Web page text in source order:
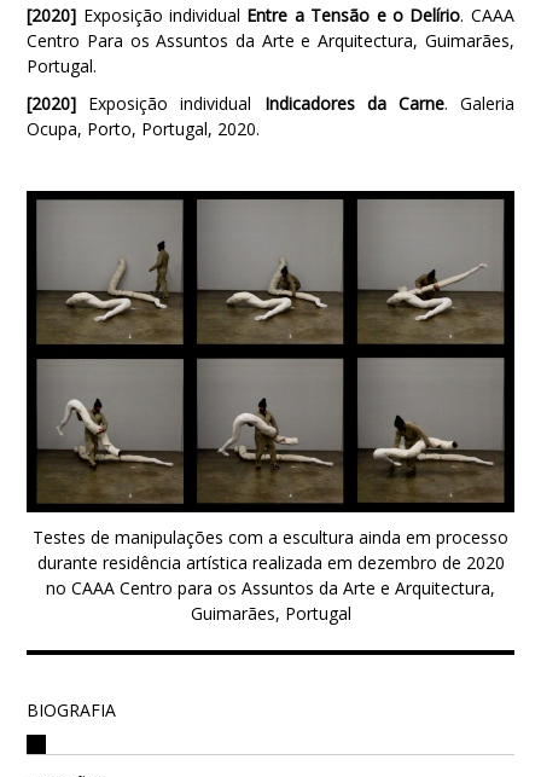
[2020] Exposição individual Entre a Tensão e o Delírio. CAAA
Centro Para os Assuntos da Arte e Arquitectura, Guimarães,
Portugal.
[2020] Exposição individual Indicadores da Carne. Galeria
Ocupa, Porto, Portugal, 2020.
Testes de manipulações com a escultura ainda em processo
durante residência artística realizada em dezembro de 2020
no CAAA Centro para os Assuntos da Arte e Arquitectura,
Guimarães, Portugal
BIOGRAFIA